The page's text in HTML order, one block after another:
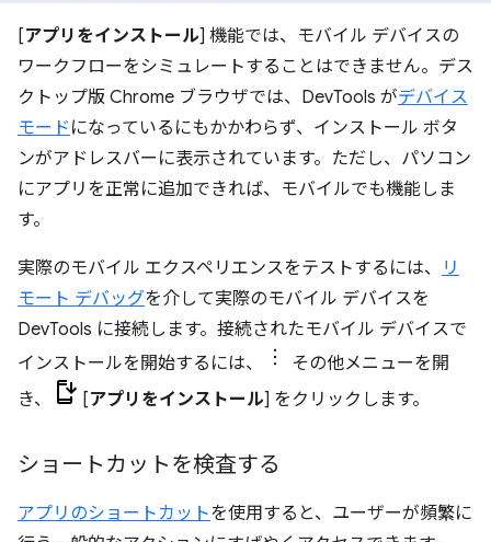
[アプリをインストール] 機能では、モバイル デバイスの
ワークフローをシミュレートすることはできません。デス
クトップ版 Chrome ブラウザでは、DevTools がデバイス
モード になっているにもかかわらず、インストール ボタ
ンがアドレスバーに表示されています。ただし、パソコン
にアプリを正常に追加できれば、モバイルでも機能しま
す。
実際のモバイル エクスペリエンスをテストするには、
リ
モート デバッグを介して実際のモバイル デバイスを
DevTools に接続します。接続されたモバイル デバイスで
インストールを開始するには、
その他メニューを開
き、
[アプリをインストール] をクリックします。
ショートカットを検査する
アプリのショートカットを使用すると、ユーザーが頻繁に